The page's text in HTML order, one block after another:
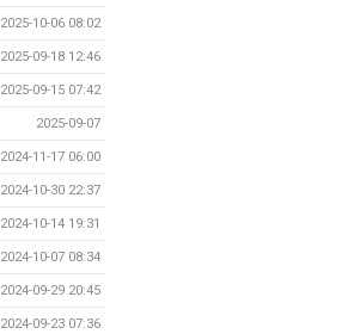
2025-10-06 08:02
2025-09-18 12:46
2025-09-15 07:42
2025-09-07
2024-11-17 06:00
2024-10-30 22:37
2024-10-14 19:31
2024-10-07 08:34
2024-09-29 20:45
2024-09-23 07:36